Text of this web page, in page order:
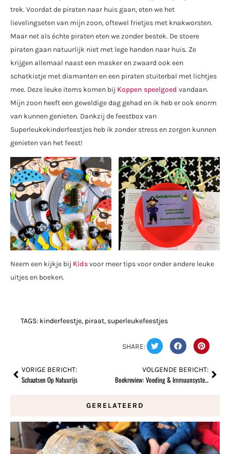
trek. Voordat de piraten naar huis gaan, eten we het
lievelingseten van mijn zoon, oftewel frietjes met knakworsten.
Maar net als échte piraten eten we zonder bestek. De stoere
piraten gaan natuurlijk niet met lege handen naar huis. Ze
krijgen allemaal naast een masker en zwaard ook een
schatkistje met diamanten en een piraten stuiterbal met lichtjes
mee. Deze leuke items komen bij Koppen speelgoed vandaan.
Mijn zoon heeft een geweldige dag gehad en ik heb er ook enorm
van kunnen genieten. Dankzij de feestbox van
Superleukekinderfeestjes heb ik zonder stress en zorgen kunnen
genieten van het feest!
Neem een kijkje bij Kidsvoor meer tips voor onder andere leuke
uitjes en boeken.
TAGS: kinderfeestje, piraat, superleukefeestjes
SHARE:
VORIGE BERICHT:
Schaatsen Op Natuurijs
VOLGENDE BERICHT:
Boekreview: Voeding & Immuunsysteem
GERELATEERD